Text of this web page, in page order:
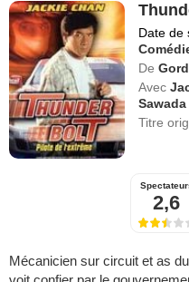
Date de
De
Avec
Sawada
Titre
2,6
Mécanicien sur circuit et as